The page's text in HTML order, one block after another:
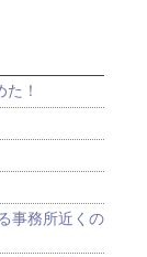
！
事務所近くの